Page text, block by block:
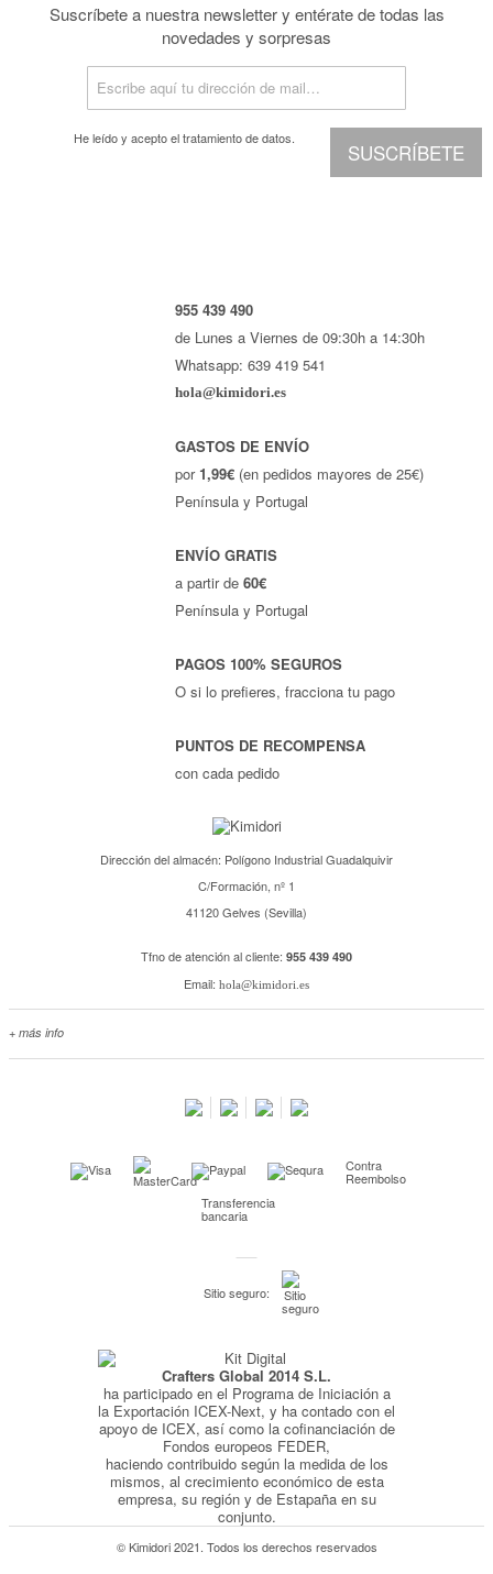
Suscríbete a nuestra newsletter y entérate de todas las
novedades y sorpresas
SUSCRÍBETE
He leído y acepto eltratamiento de datos.
955 439 490
de Lunes a Viernes de 09:30h a 14:30h
Whatsapp: 639 419 541
hola@kimidori.es
GASTOS DE ENVÍO
por 1,99€ (en pedidos mayores de 25€)
Península y Portugal
ENVÍO GRATIS
a partir de60€
Península y Portugal
PAGOS 100% SEGUROS
O si lo prefieres, fracciona tu pago
PUNTOS DE RECOMPENSA
con cada pedido
Dirección del almacén: Polígono Industrial Guadalquivir
C/Formación, nº 1
41120 Gelves (Sevilla)
Tfno de atención al cliente: 955 439 490
Email: hola@kimidori.es
+ más info
Kimidori PRINT, nuestro servicio de impresión de fotos
Pago seguro y financiación
Condiciones generales de Compra
Política de Privacidad
Política de Cookies
Contra
Reembolso
Transferencia
bancaria
Sitio seguro:
Crafters Global 2014 S.L.
ha participado en el Programa de Iniciación a
la Exportación ICEX-Next, y ha contado con el
apoyo de ICEX, así como la cofinanciación de
Fondos europeos FEDER,
haciendo contribuido según la medida de los
mismos, al crecimiento económico de esta
empresa, su región y de Estapaña en su
conjunto.
© Kimidori 2021. Todos los derechos reservados